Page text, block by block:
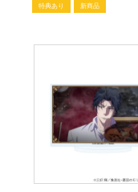
特典あり 新商品